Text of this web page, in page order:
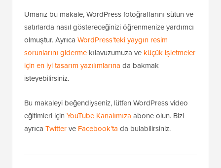
Umarız bu makale, WordPress fotoğraflarını sütun ve
satırlarda nasıl göstereceğinizi öğrenmenize yardımcı
olmuştur. Ayrıca WordPress'teki yaygın resim
sorunlarını giderme kılavuzumuza ve küçük işletmeler
için en iyi tasarım yazılımlarına da bakmak
isteyebilirsiniz.
Bu makaleyi beğendiyseniz, lütfen WordPress video
eğitimleri için YouTube Kanalımıza abone olun. Bizi
ayrıca Twitterve Facebook'ta da bulabilirsiniz.